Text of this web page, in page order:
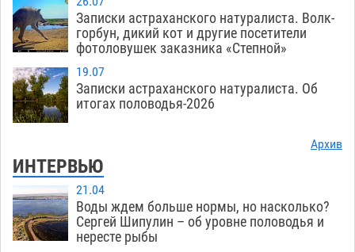
Записки астраханского натуралиста. Волк-
горбун, дикий кот и другие посетители
фотоловушек заказника «Степной»
19.07
Записки астраханского натуралиста. Об
итогах половодья-2026
Архив
ИНТЕРВЬЮ
21.04
Воды ждем больше нормы, но насколько?
Сергей Шипулин – об уровне половодья и
нересте рыбы